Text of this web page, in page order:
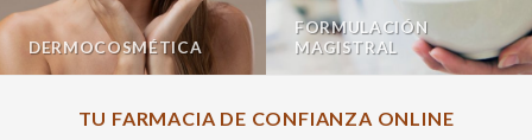
DERMOCOSMÉTICA
FORMULACIÓN
MAGISTRAL
TU FARMACIA DE CONFIANZA ONLINE